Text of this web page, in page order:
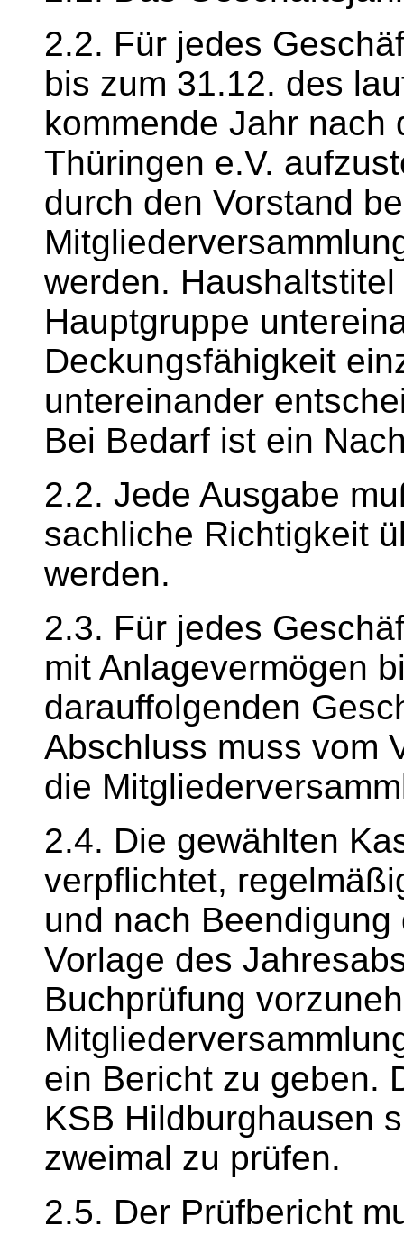
2.2. Für jedes
bis zum 31.12. des
kommende Jahr nach
Thüringen e.V.
durch den Vorstand
werden.
Hauptgruppe
Deckungsfähigkeit
untereinander
Bei Bedarf ist ein
2.2. Jede Ausgabe
sachliche Richtigkeit
werden.
2.3. Für jedes
mit Anlagevermögen
darauffolgenden
Abschluss muss vom
die
2.4. Die gewählten
verpflichtet,
und nach
Vorlage des
Buchprüfung
ein Bericht zu geben.
KSB Hildburghausen
zweimal zu prüfen.
2.5. Der Prüfbericht